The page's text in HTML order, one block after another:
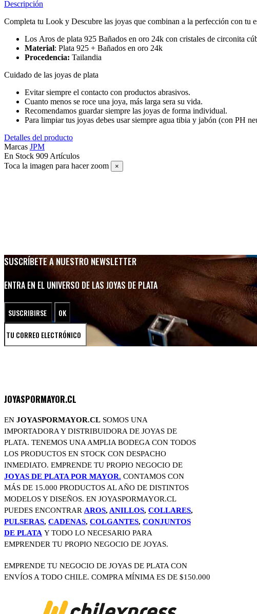
Descripción
Completa tu Look y Descubre las joyas que combinan a la perfección con tu
Los Aros de plata 925 Bañados en oro 24k con cristales de circonita
Material: Plata 925 + Bañados en oro 24k
Procedencia: Tailandia
Cuidado de las joyas de plata
Evitar siempre el contacto con productos abrasivos.
Cuanto menos se roce una joya, más larga sera su vida.
Recomendamos guardar siempre las joyas de forma individual.
Para limpiar tus joyas debes usar siempre agua tibia y jabón (con PH
Detalles del producto
Marcas JPM
En Stock 909 Artículos
Toca la imagen para hacer zoom
×
SUSCRÍBETE A NUESTRO NEWSLETTER
ENTRA EN EL UNIVERSO DE LAS JOYAS DE PLATA
JOYASPORMAYOR.CL
EN JOYASPORMAYOR.CL SOMOS UNA
IMPORTADORA Y DISTRIBUIDORA DE JOYAS DE
PLATA. TENEMOS UNA AMPLIA BODEGA CON TODOS
LOS PRODUCTOS EN STOCK CON DESPACHO
INMEDIATO. EMPRENDE TU PROPIO NEGOCIO DE
JOYAS DE PLATA POR MAYOR. CONTAMOS CON
MÁS DE 15.000 PRODUCTOS AL AÑO DE DISTINTOS
MODELOS Y DISEÑOS. EN JOYASPORMAYOR.CL
PUEDES ENCONTRAR AROS,ANILLOS, COLLARES,
PULSERAS, CADENAS, COLGANTES, CONJUNTOS
DE PLATA Y TODO LO NECESARIO PARA
EMPRENDER TU PROPIO NEGOCIO DE JOYAS.
EMPRENDE TU NEGOCIO DE JOYAS DE PLATA CON
ENVÍOS A TODO CHILE. COMPRA MÍNIMA ES DE $150.000